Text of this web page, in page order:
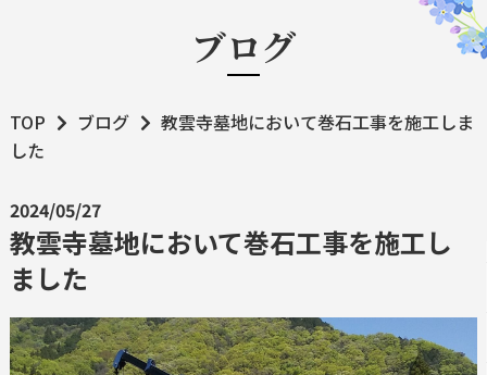
ブログ
TOP ブログ
教雲寺墓地において巻石工事を施工しま
した
2024/05/27
教雲寺墓地において巻石工事を施工し
ました